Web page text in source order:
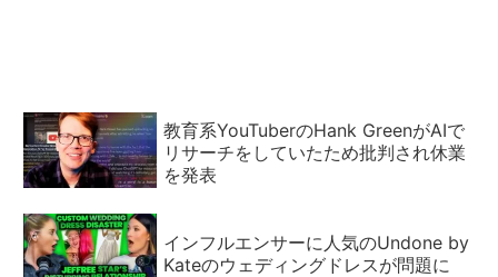
教育系YouTuberのHank GreenがAIで
リサーチをしていたため批判され休業
を発表
インフルエンサーに人気のUndone by
Kateのウェディングドレスが問題に